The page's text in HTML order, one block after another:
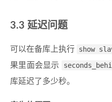
3.3 延迟问题
可以在备库上执行 show
果里面会显示
库延迟了多少秒。